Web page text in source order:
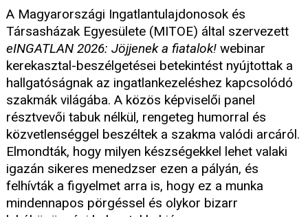
A Magyarországi Ingatlantulajdonosok és
Társasházak Egyesülete (MITOE) által szervezett
eINGATLAN 2026: Jöjjenek a fiatalok! webinar
kerekasztal-beszélgetései betekintést nyújtottak a
hallgatóságnak az ingatlankezeléshez kapcsolódó
szakmák világába. A közös képviselői panel
résztvevői tabuk nélkül, rengeteg humorral és
közvetlenséggel beszéltek a szakma valódi arcáról.
Elmondták, hogy milyen készségekkel lehet valaki
igazán sikeres menedzser ezen a pályán, és
felhívták a figyelmet arra is, hogy ez a munka
mindennapos pörgéssel és olykor bizarr